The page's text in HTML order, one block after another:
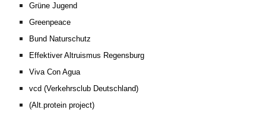
Grüne Jugend
Greenpeace
Bund Naturschutz
Effektiver Altruismus Regensburg
Viva Con Agua
vcd (Verkehrsclub Deutschland)
(Alt.protein project)